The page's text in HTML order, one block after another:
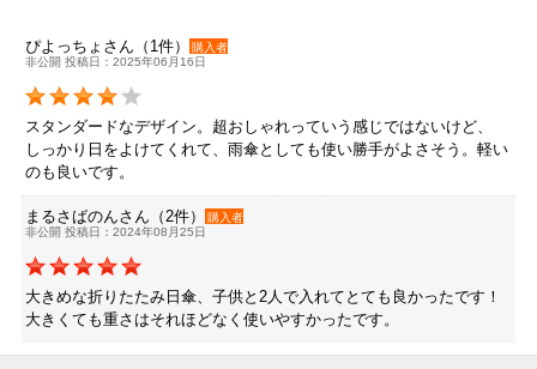
ぴよっちょさん（1件）
購入者
非公開 投稿日：2025年06月16日
スタンダードなデザイン。超おしゃれっていう感じではないけど、
しっかり日をよけてくれて、雨傘としても使い勝手がよさそう。軽い
のも良いです。
まるさばのんさん（2件）
購入者
非公開 投稿日：2024年08月25日
大きめな折りたたみ日傘、子供と2人で入れてとても良かったです！
大きくても重さはそれほどなく使いやすかったです。